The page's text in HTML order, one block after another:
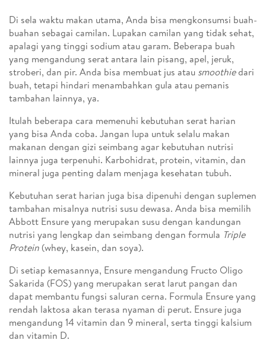
Di sela waktu makan utama, Anda bisa mengkonsumsi buah-
buahan sebagai camilan. Lupakan camilan yang tidak sehat,
apalagi yang tinggi sodium atau garam. Beberapa buah
yang mengandung serat antara lain pisang, apel, jeruk,
stroberi, dan pir. Anda bisa membuat jus atau smoothiedari
buah, tetapi hindari menambahkan gula atau pemanis
tambahan lainnya, ya.
Itulah beberapa cara memenuhi kebutuhan serat harian
yang bisa Anda coba. Jangan lupa untuk selalu makan
makanan dengan gizi seimbang agar kebutuhan nutrisi
lainnya juga terpenuhi. Karbohidrat, protein, vitamin, dan
mineral juga penting dalam menjaga kesehatan tubuh.
Kebutuhan serat harian juga bisa dipenuhi dengan suplemen
tambahan misalnya nutrisi susu dewasa. Anda bisa memilih
Abbott Ensure yang merupakan susu dengan kandungan
nutrisi yang lengkap dan seimbang dengan formula Triple
Protein (whey, kasein, dan soya).
Di setiap kemasannya, Ensure mengandung Fructo Oligo
Sakarida (FOS) yang merupakan serat larut pangan dan
dapat membantu fungsi saluran cerna. Formula Ensure yang
rendah laktosa akan terasa nyaman di perut. Ensure juga
mengandung 14 vitamin dan 9 mineral, serta tinggi kalsium
dan vitamin D.